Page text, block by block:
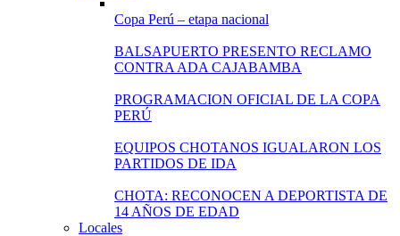
Copa Perú – etapa nacional
BALSAPUERTO PRESENTO RECLAMO
CONTRA ADA CAJABAMBA
PROGRAMACION OFICIAL DE LA COPA
PERÚ
EQUIPOS CHOTANOS IGUALARON LOS
PARTIDOS DE IDA
CHOTA: RECONOCEN A DEPORTISTA DE
14 AÑOS DE EDAD
Locales